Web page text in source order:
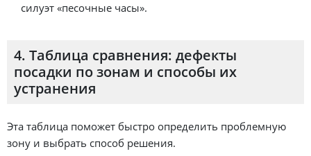
силуэт «песочные часы».
4. Таблица сравнения: дефекты
посадки по зонам и способы их
устранения
Эта таблица поможет быстро определить проблемную
зону и выбрать способ решения.